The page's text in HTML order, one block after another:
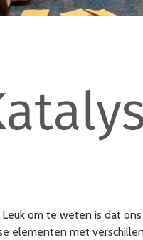
om te weten is dat
elementen met